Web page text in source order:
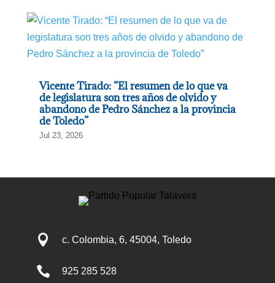
Vicente Tirado: “El resumen de lo que va
de legislatura son tres años de olvido y
abandono de Pedro Sánchez a la provincia
de Toledo”
Jul 23, 2026
 c. Colombia, 6, 45004, Toledo
 925 285 528